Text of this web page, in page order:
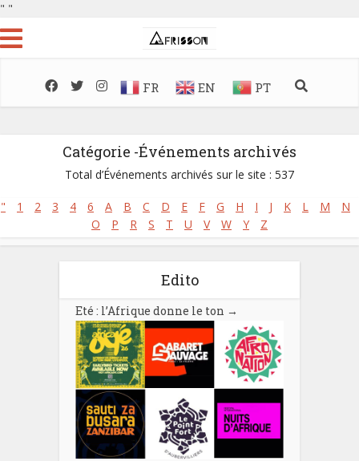
" "
FR EN PT
Catégorie -Événements archivés
Total d’Événements archivés sur le site : 537
" 1 2 3 4 6 A B C D E F G H I J K L M
N
O
P R S T U V W Y Z
Edito
Eté : l’Afrique donne le ton →